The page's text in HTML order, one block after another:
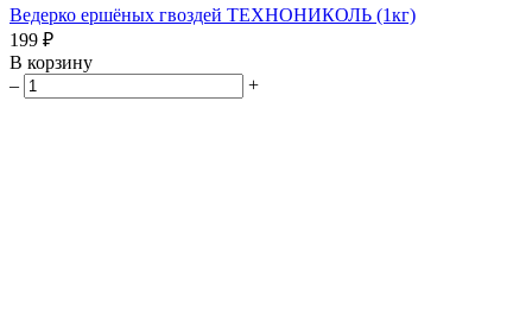
Ведерко ершёных гвоздей ТЕХНОНИКОЛЬ (1кг)
199 ₽
В корзину
–
+